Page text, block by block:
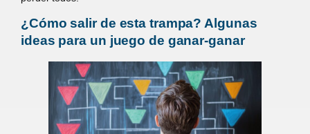
¿Cómo salir de esta trampa? Algunas
ideas para un juego de ganar-ganar